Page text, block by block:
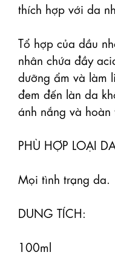
thích hợp với da
Tổ hợp của dầu
nhân chứa đầy
dưỡng ẩm và làm
đem đến làn da
ánh nắng và hoàn
PHÙ HỢP LOẠI
Mọi tình trạng da.
DUNG TÍCH:
100ml